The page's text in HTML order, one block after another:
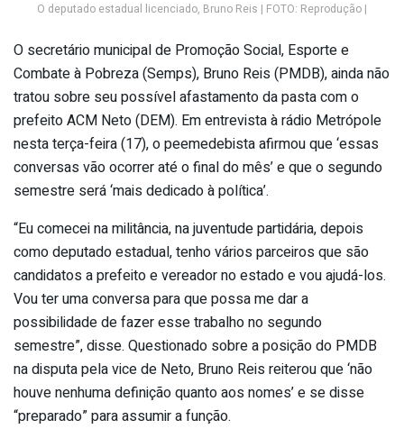
O deputado estadual licenciado, Bruno Reis | FOTO: Reprodução |
O secretário municipal de Promoção Social, Esporte e
Combate à Pobreza (Semps), Bruno Reis (PMDB), ainda não
tratou sobre seu possível afastamento da pasta com o
prefeito ACM Neto (DEM). Em entrevista à rádio Metrópole
nesta terça-feira (17), o peemedebista afirmou que ‘essas
conversas vão ocorrer até o final do mês’ e que o segundo
semestre será ‘mais dedicado à política’.
“Eu comecei na militância, na juventude partidária, depois
como deputado estadual, tenho vários parceiros que são
candidatos a prefeito e vereador no estado e vou ajudá-los.
Vou ter uma conversa para que possa me dar a
possibilidade de fazer esse trabalho no segundo
semestre”, disse. Questionado sobre a posição do PMDB
na disputa pela vice de Neto, Bruno Reis reiterou que ‘não
houve nenhuma definição quanto aos nomes’ e se disse
“preparado” para assumir a função.